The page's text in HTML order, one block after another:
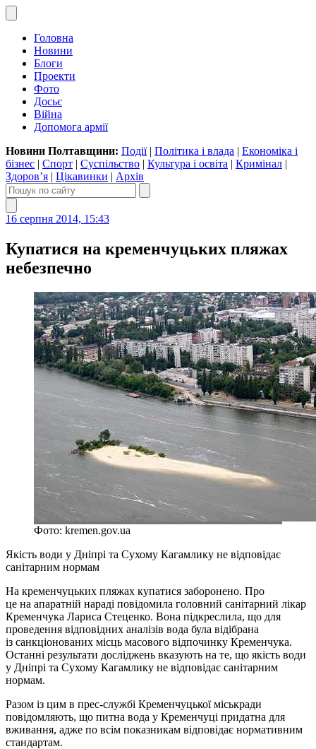
Головна
Новини
Блоги
Проекти
Фото
Досьє
Війна
Допомога армії
Новини Полтавщини: Події| Політика і влада | Економіка і
бізнес | Спорт | Суспільство | Культура і освіта | Кримінал |
Здоров’я | Цікавинки | Архів
16 серпня 2014, 15:43
Купатися на кременчуцьких пляжах
небезпечно
Фото: kremen.gov.ua
Якість води у Дніпрі та Сухому Кагамлику не відповідає
санітарним нормам
На кременчуцьких пляжах купатися заборонено. Про
це на апаратній нараді повідомила головний санітарний лікар
Кременчука Лариса Стеценко. Вона підкреслила, що для
проведення відповідних аналізів вода була відібрана
із санкціонованих місць масового відпочинку Кременчука.
Останні результати досліджень вказують на те, що якість води
у Дніпрі та Сухому Кагамлику не відповідає санітарним
нормам.
Разом із цим в прес-службі Кременчуцької міськради
повідомляють, що питна вода у Кременчуці придатна для
вживання, адже по всім показникам відповідає нормативним
стандартам.